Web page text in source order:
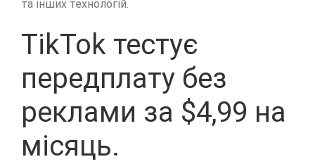
та інших технологій.
TikTok тестує
передплату без
реклами за $4,99 на
місяць.